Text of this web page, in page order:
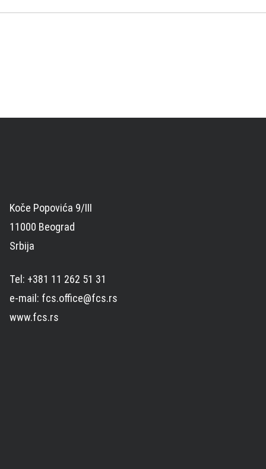
Koče Popovića 9/III
11000 Beograd
Srbija
Tel: +381 11 262 51 31
e-mail: fcs.office@fcs.rs
www.fcs.rs